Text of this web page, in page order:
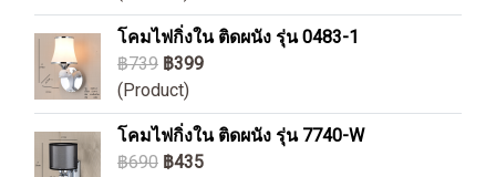
โคมไฟกิ่งใน ติดผนัง รุ่น 0483-1
฿739 ฿399
(Product)
โคมไฟกิ่งใน ติดผนัง รุ่น 7740-W
฿690 ฿435